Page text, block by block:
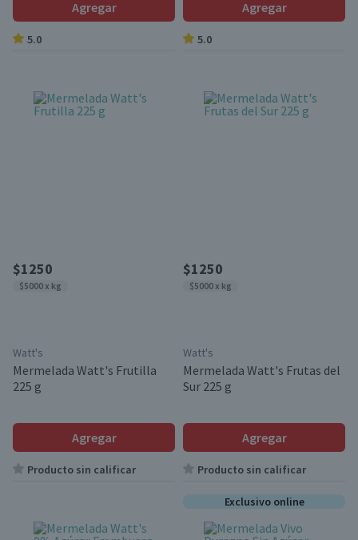
Agregar
5.0
Agregar
5.0
$1250
$5000 x kg
Watt's
Mermelada Watt's Frutilla
225 g
Agregar
Producto sin calificar
$1250
$5000 x kg
Watt's
Mermelada Watt's Frutas del
Sur 225 g
Agregar
Producto sin calificar
Exclusivo online